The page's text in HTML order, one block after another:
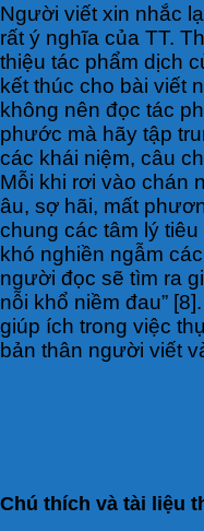
Người viết xin nhắc
rất ý nghĩa của TT.
thiệu tác phẩm dịch
kết thúc cho bài viết
không nên đọc tác
phước mà hãy tập
các khái niệm, câu
Mỗi khi rơi vào chán
âu, sợ hãi, mất
chung các tâm lý
khó nghiền ngẫm
người đọc sẽ tìm ra
nỗi khổ niềm đau”
giúp ích trong việc
bản thân người viết
Chú thích và tài liệu